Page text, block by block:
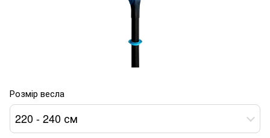
Розмір весла
220 - 240 см